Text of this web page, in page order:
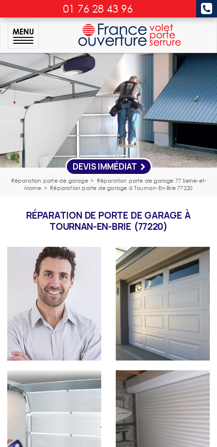
01 76 28 43 96
MENU
DEVIS IMMÉDIAT
Réparation porte de garage > Réparation porte de garage 77 Seine-et-
Marne > Réparation porte de garage à Tournan-En-Brie 77220
RÉPARATION DE PORTE DE GARAGE À
TOURNAN-EN-BRIE (77220)